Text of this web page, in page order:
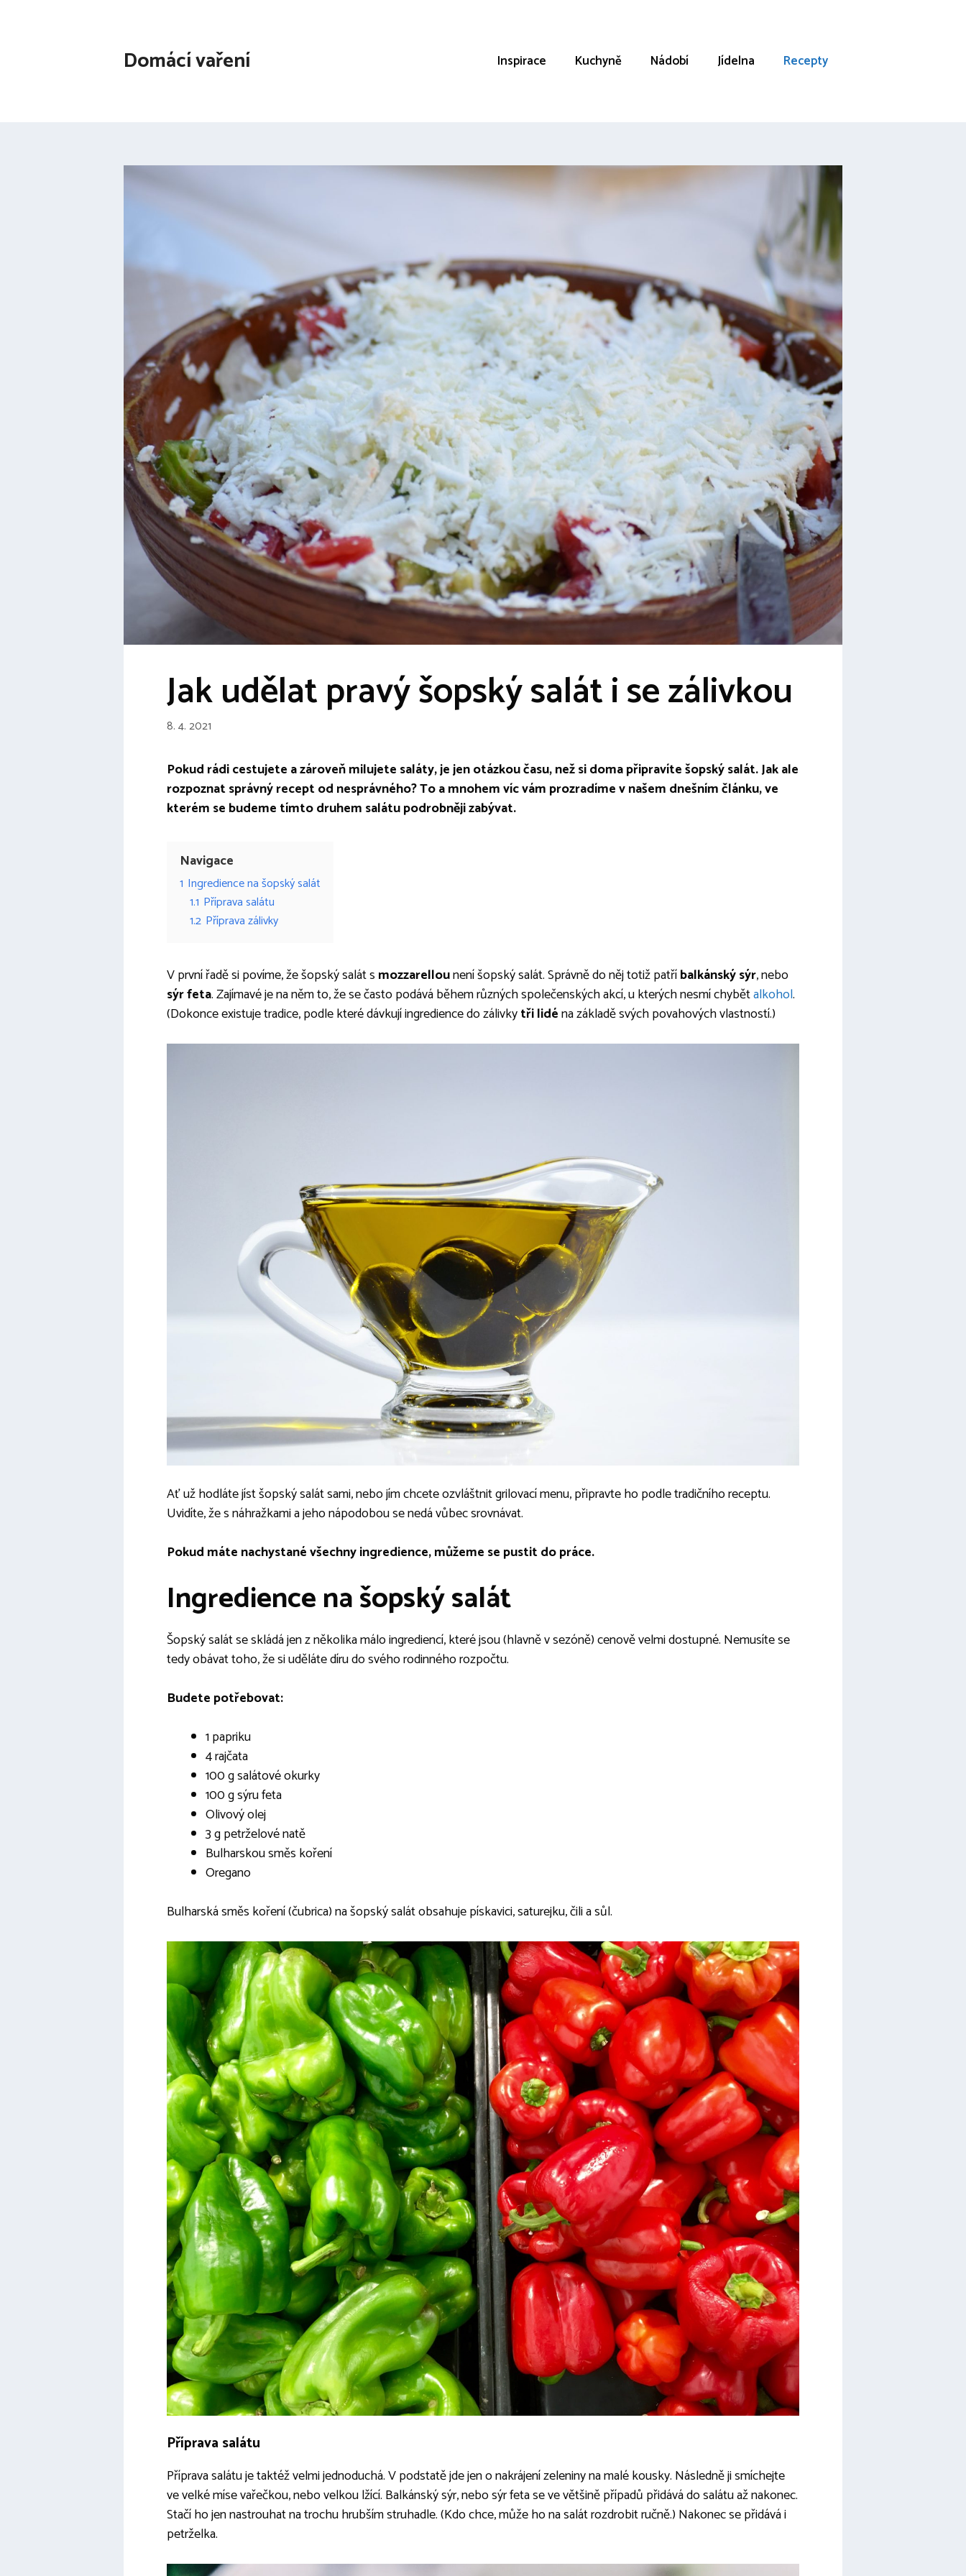
Domácí vaření Inspirace Kuchyně Nádobí Jídelna Recepty
Jak udělat pravý šopský salát i se zálivkou
8. 4. 2021
Pokud rádi cestujete a zároveň milujete saláty, je jen otázkou času, než si doma připravíte šopský salát. Jak ale
rozpoznat správný recept od nesprávného? To a mnohem víc vám prozradíme v našem dnešním článku, ve
kterém se budeme tímto druhem salátu podrobněji zabývat.
Navigace
1 Ingredience na šopský salát
1.1 Příprava salátu
1.2 Příprava zálivky
V první řadě si povíme, že šopský salát s mozzarellounení šopský salát. Správně do něj totiž patříbalkánský sýr, nebo
sýr feta. Zajímavé je na něm to, že se často podává během různých společenských akcí, u kterých nesmí chybětalkohol.
(Dokonce existuje tradice, podle které dávkují ingredience do zálivkytři lidéna základě svých povahových vlastností.)
Ať už hodláte jíst šopský salát sami, nebo jím chcete ozvláštnit grilovací menu, připravte ho podle tradičního receptu.
Uvidíte, že s náhražkami a jeho nápodobou se nedá vůbec srovnávat.
Pokud máte nachystané všechny ingredience, můžeme se pustit do práce.
Ingredience na šopský salát
Šopský salát se skládá jen z několika málo ingrediencí, které jsou (hlavně v sezóně) cenově velmi dostupné. Nemusíte se
tedy obávat toho, že si uděláte díru do svého rodinného rozpočtu.
Budete potřebovat:
1 papriku
4 rajčata
100 g salátové okurky
100 g sýru feta
Olivový olej
3 g petrželové natě
Bulharskou směs koření
Oregano
Bulharská směs koření (čubrica) na šopský salát obsahuje pískavici, saturejku, čili a sůl.
Příprava salátu
Příprava salátu je taktéž velmi jednoduchá. V podstatě jde jen o nakrájení zeleniny na malé kousky. Následně ji smíchejte
ve velké míse vařečkou, nebo velkou lžící. Balkánský sýr, nebo sýr feta se ve většině případů přidává do salátu až nakonec.
Stačí ho jen nastrouhat na trochu hrubším struhadle. (Kdo chce, může ho na salát rozdrobit ručně.) Nakonec se přidává i
petrželka.